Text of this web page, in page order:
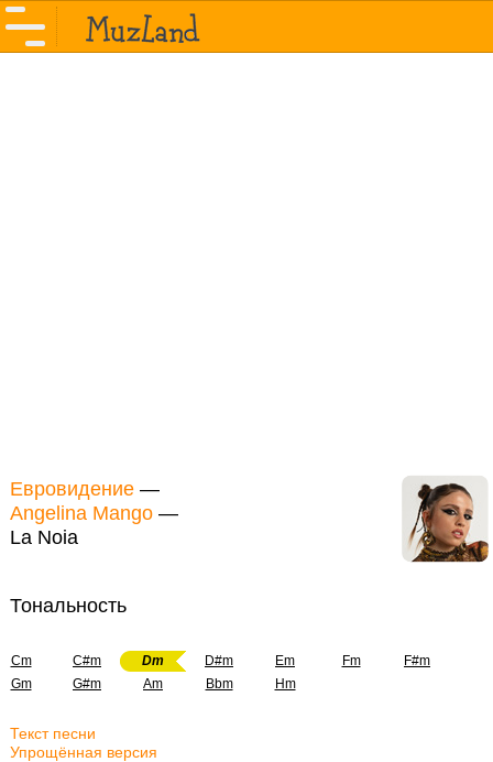
Евровидение —
Angelina Mango —
La Noia
Тональность
Cm C#m Dm D#m Em Fm
F#m
Gm
G#m Am Bbm Hm
Текст песни
Упрощённая версия